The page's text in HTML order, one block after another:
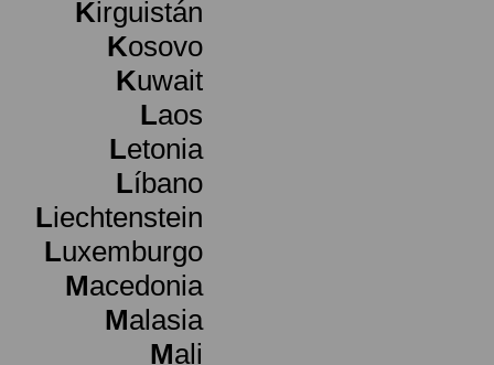
Kirguistán
Kosovo
Kuwait
Laos
Letonia
Líbano
Liechtenstein
Luxemburgo
Macedonia
Malasia
Mali